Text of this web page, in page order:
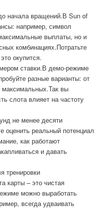
начала вращений.В Sun of
например, символ
выплаты, но и
комбинациях.Потратьте
окупится.
ставки.В демо-режиме
разные варианты: от
вы
слота влияет на частоту
не менее десяти
оценить реальный потенциал
как работают
и давать
тренировки
карты – это чистая
можно выработать
всегда удваивать